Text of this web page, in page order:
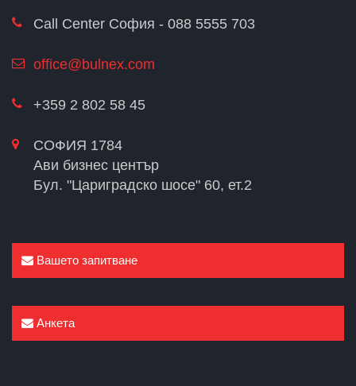
Call Center София - 088 5555 703
office@bulnex.com
+359 2 802 58 45
СОФИЯ 1784
Ави бизнес център
Бул. "Цариградско шосе" 60, ет.2
Вашето запитване
Анкета